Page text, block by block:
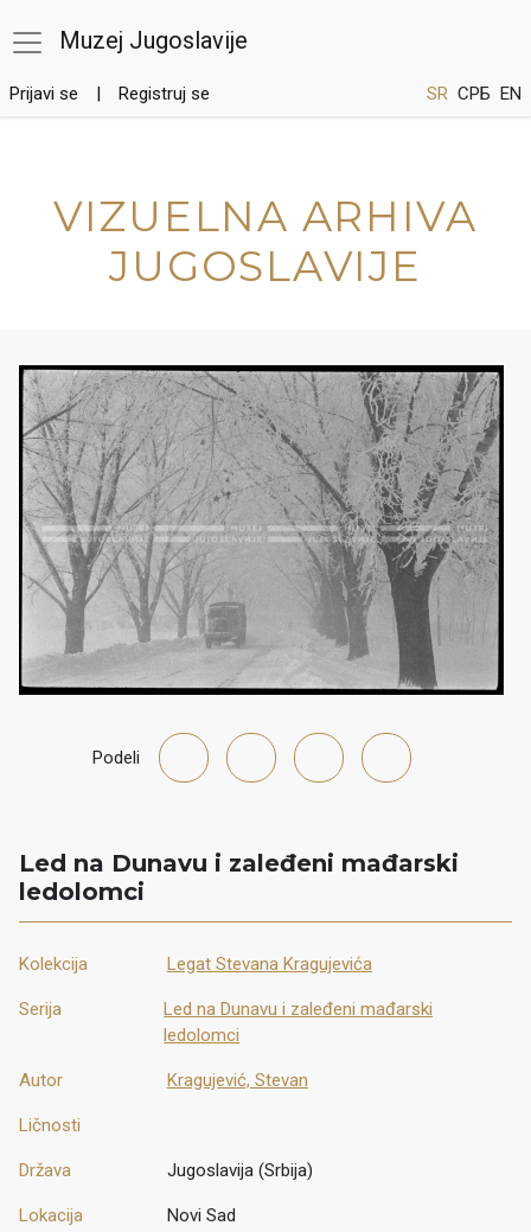
Muzej Jugoslavije
Prijavi se Registruj se SR СРБ EN
VIZUELNA ARHIVA
JUGOSLAVIJE
Podeli
Led na Dunavu i zaleđeni mađarski
ledolomci
Kolekcija Legat Stevana Kragujevića
Serija
Led na Dunavu i zaleđeni mađarski
ledolomci
Autor Kragujević, Stevan
Ličnosti
Država Jugoslavija (Srbija)
Lokacija Novi Sad